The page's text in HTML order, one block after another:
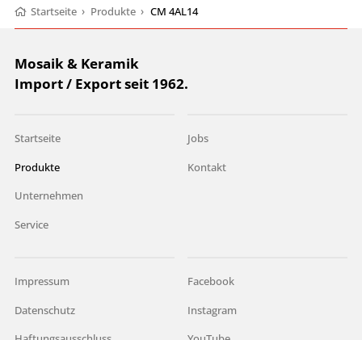
Startseite › Produkte › CM 4AL14
Mosaik & Keramik
Import / Export seit 1962.
Startseite
Produkte
Unternehmen
Service
Jobs
Kontakt
Impressum
Datenschutz
Facebook
Instagram